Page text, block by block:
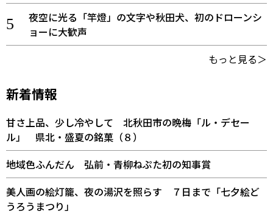
夜空に光る「竿燈」の文字や秋田犬、初のドローンシ
ョーに大歓声
もっと見る＞
新着情報
甘さ上品、少し冷やして 北秋田市の晩梅「ル・デセー
ル」 県北・盛夏の銘菓（８）
地域色ふんだん 弘前・青柳ねぷた初の知事賞
美人画の絵灯籠、夜の湯沢を照らす ７日まで「七夕絵ど
うろうまつり」